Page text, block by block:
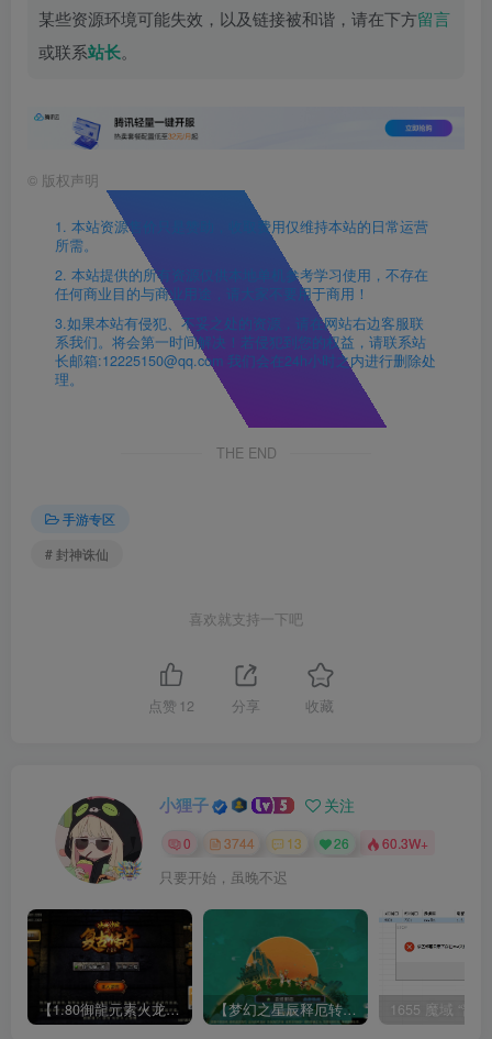
某些资源环境可能失效，以及链接被和谐，请在下方留言
或联系站长。
© 版权声明
1. 本站资源售价只是赞助，收取费用仅维持本站的日常运营
所需。
2. 本站提供的所有资源仅供本地单机参考学习使用，不存在
任何商业目的与商业用途，请大家不要用于商用！
3.如果本站有侵犯、不妥之处的资源，请在网站右边客服联
系我们。将会第一时间解决！若侵犯到您的权益，请联系站
长邮箱:12225150@qq.com 我们会在24h小时之内进行删除处
理。
THE END
手游专区
# 封神诛仙
喜欢就支持一下吧
点赞 12 分享 收藏
小狸子 关注
0 3744 13 26 60.3W+
只要开始，虽晚不迟
【1.80御龍元素火龙[摸摸登陆器]】战神引擎WIN服务端+GM工具+充值后台+双端+架设教程 【梦幻之星辰释厄转尊享挂机版】MT3换皮梦幻西游Linux服务端+GM后台+双端+源码+架设教程